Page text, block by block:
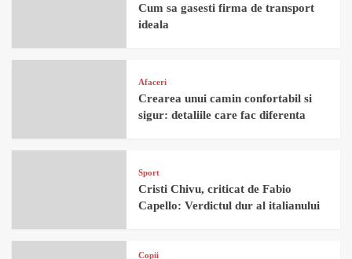
Cum sa gasesti firma de transport
ideala
Afaceri
Crearea unui camin confortabil si
sigur: detaliile care fac diferenta
Sport
Cristi Chivu, criticat de Fabio
Capello: Verdictul dur al italianului
Copii